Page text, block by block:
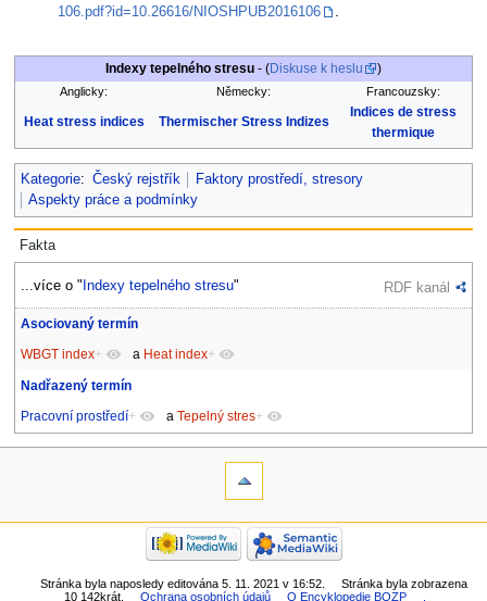
106.pdf?id=10.26616/NIOSHPUB2016106
Indexy tepelného stresu - (Diskuse k heslu )
Anglicky: Německy: Francouzsky:
Heat stress indices Thermischer Stress Indizes
Indices de stress
thermique
Kategorie: Český rejstřík
Faktory prostředí, stresory
Aspekty práce a podmínky
Fakta
...více o "Indexy tepelného stresu" RDF kanál
Asociovaný termín
WBGT index+ a Heat index+
Nadřazený termín
Pracovní prostředí+ a Tepelný stres+
Stránka byla naposledy editována 5. 11. 2021 v 16:52.
Stránka byla zobrazena
10 142krát.
Ochrana osobních údajů O Encyklopedie BOZP